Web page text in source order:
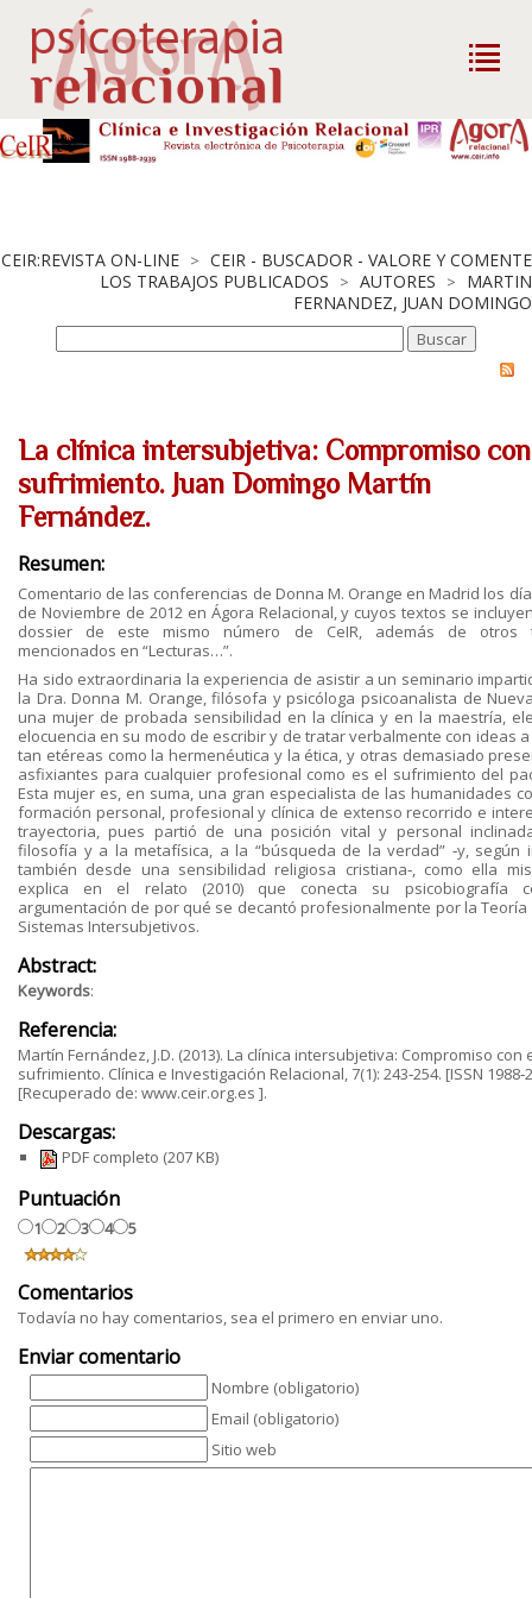
CEIR:REVISTA ON-LINE > CEIR - BUSCADOR - VALORE Y COMENTE
LOS TRABAJOS PUBLICADOS > AUTORES > MARTIN
FERNANDEZ, JUAN DOMINGO
La clínica intersubjetiva: Compromiso
sufrimiento. Juan Domingo Martín
Fernández.
Resumen:
Comentario de las conferencias de Donna M. Orange en Madrid los
de Noviembre de 2012 en Ágora Relacional, y cuyos textos se
dossier de este mismo número de CeIR, además de otros
mencionados en “Lecturas…”.
Ha sido extraordinaria la experiencia de asistir a un seminario
la Dra. Donna M. Orange, filósofa y psicóloga psicoanalista de
una mujer de probada sensibilidad en la clínica y en la maestría,
elocuencia en su modo de escribir y de tratar verbalmente con ideas
tan etéreas como la hermenéutica y la ética, y otras demasiado
asfixiantes para cualquier profesional como es el sufrimiento del
Esta mujer es, en suma, una gran especialista de las humanidades
formación personal, profesional y clínica de extenso recorrido e
trayectoria, pues partió de una posición vital y personal
filosofía y a la metafísica, a la “búsqueda de la verdad” ‐y, según
también desde una sensibilidad religiosa cristiana‐, como ella
explica en el relato (2010) que conecta su psicobiografía
argumentación de por qué se decantó profesionalmente por la Teoría
Sistemas Intersubjetivos.
Abstract:
Keywords:
Referencia:
Martín Fernández, J.D. (2013). La clínica intersubjetiva: Compromiso con
sufrimiento. Clínica e Investigación Relacional, 7(1): 243‐254. [ISSN
[Recuperado de: www.ceir.org.es ].
Descargas:
PDF completo (207 KB)
Puntuación
1 2 3 4 5
Comentarios
Todavía no hay comentarios, sea el primero en enviar uno.
Enviar comentario
Nombre (obligatorio)
Email (obligatorio)
Sitio web